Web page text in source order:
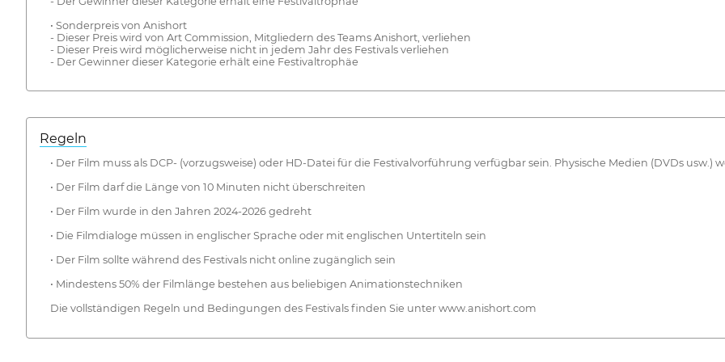
• Sonderpreis von Anishort
- Dieser Preis wird von Art Commission, Mitgliedern des Teams Anishort, verliehen
- Dieser Preis wird möglicherweise nicht in jedem Jahr des Festivals verliehen
- Der Gewinner dieser Kategorie erhält eine Festivaltrophäe
Regeln
• Der Film muss als DCP- (vorzugsweise) oder HD-Datei für die Festivalvorführung verfügbar sein. Physische Medien (DVDs usw.)
• Der Film darf die Länge von 10 Minuten nicht überschreiten
• Der Film wurde in den Jahren 2024-2026 gedreht
• Die Filmdialoge müssen in englischer Sprache oder mit englischen Untertiteln sein
• Der Film sollte während des Festivals nicht online zugänglich sein
• Mindestens 50% der Filmlänge bestehen aus beliebigen Animationstechniken
Die vollständigen Regeln und Bedingungen des Festivals finden Sie unter www.anishort.com